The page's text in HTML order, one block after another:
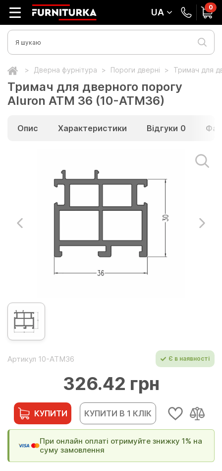
UA 0
Дверна фурнітура Пороги дверні Тримач для
Тримач для дверного порогу
Aluron ATM 36 (10-ATM36)
Опис Характеристики Відгуки 0
Артикул 10-ATM36 Є в наявності
326.42 грн
КУПИТИ КУПИТИ В 1 КЛІК
При онлайн оплаті отримуйте знижку 1% на
суму замовлення